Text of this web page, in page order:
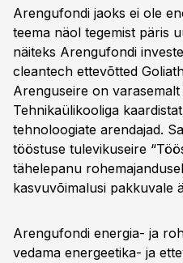
Arengufondi jaoks ei ole
teema näol tegemist päris
näiteks Arengufondi
cleantech ettevõtted
Arenguseire on
Tehnikaülikooliga
tehnoloogiate arendajad.
tööstuse tulevikuseire
tähelepanu
kasvuvõimalusi pakkuvale
Arengufondi energia- ja
vedama energeetika- ja